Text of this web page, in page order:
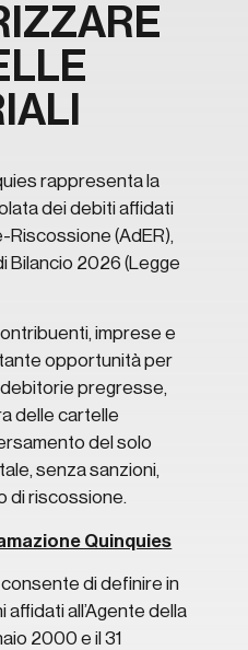
rappresenta la
dei debiti affidati
Riscossione (AdER),
Bilancio 2026 (Legge
imprese e
opportunità per
pregresse,
delle cartelle
del solo
senza sanzioni,
di riscossione.
Quinquies
di definire in
all’Agente della
2000 e il 31